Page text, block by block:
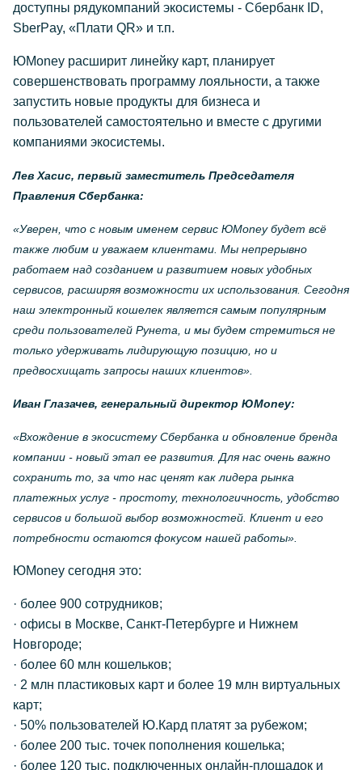
доступны рядукомпаний экосистемы - Сбербанк ID,
SberPay, «Плати QR» и т.п.
ЮMoney расширит линейку карт, планирует
совершенствовать программу лояльности, а также
запустить новые продукты для бизнеса и
пользователей самостоятельно и вместе с другими
компаниями экосистемы.
Лев Хасис, первый заместитель Председателя
Правления Сбербанка:
«Уверен, что с новым именем сервис ЮMoney будет всё
также любим и уважаем клиентами. Мы непрерывно
работаем над созданием и развитием новых удобных
сервисов, расширяя возможности их использования. Сегодня
наш электронный кошелек является самым популярным
среди пользователей Рунета, и мы будем стремиться не
только удерживать лидирующую позицию, но и
предвосхищать запросы наших клиентов».
Иван Глазачев, генеральный директор ЮMoney:
«Вхождение в экосистему Сбербанка и обновление бренда
компании - новый этап ее развития. Для нас очень важно
сохранить то, за что нас ценят как лидера рынка
платежных услуг - простоту, технологичность, удобство
сервисов и большой выбор возможностей. Клиент и его
потребности остаются фокусом нашей работы».
ЮMoney сегодня это:
· более 900 сотрудников;
· офисы в Москве, Санкт-Петербурге и Нижнем
Новгороде;
· более 60 млн кошельков;
· 2 млн пластиковых карт и более 19 млн виртуальных
карт;
· 50% пользователей Ю.Кард платят за рубежом;
· более 200 тыс. точек пополнения кошелька;
· более 120 тыс. подключенных онлайн-площадок и